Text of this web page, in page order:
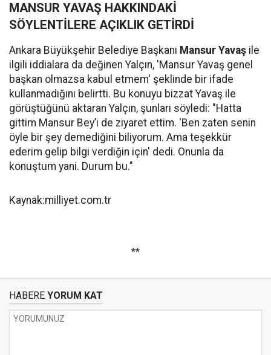
MANSUR YAVAŞ HAKKINDAKİ
SÖYLENTİLERE AÇIKLIK GETİRDİ
Ankara Büyükşehir Belediye Başkanı Mansur Yavaş ile
ilgili iddialara da değinen Yalçın, 'Mansur Yavaş genel
başkan olmazsa kabul etmem' şeklinde bir ifade
kullanmadığını belirtti. Bu konuyu bizzat Yavaş ile
görüştüğünü aktaran Yalçın, şunları söyledi: "Hatta
gittim Mansur Bey’i de ziyaret ettim. 'Ben zaten senin
öyle bir şey demediğini biliyorum. Ama teşekkür
ederim gelip bilgi verdiğin için' dedi. Onunla da
konuştum yani. Durum bu."
Kaynak:milliyet.com.tr
**
HABERE YORUM KAT